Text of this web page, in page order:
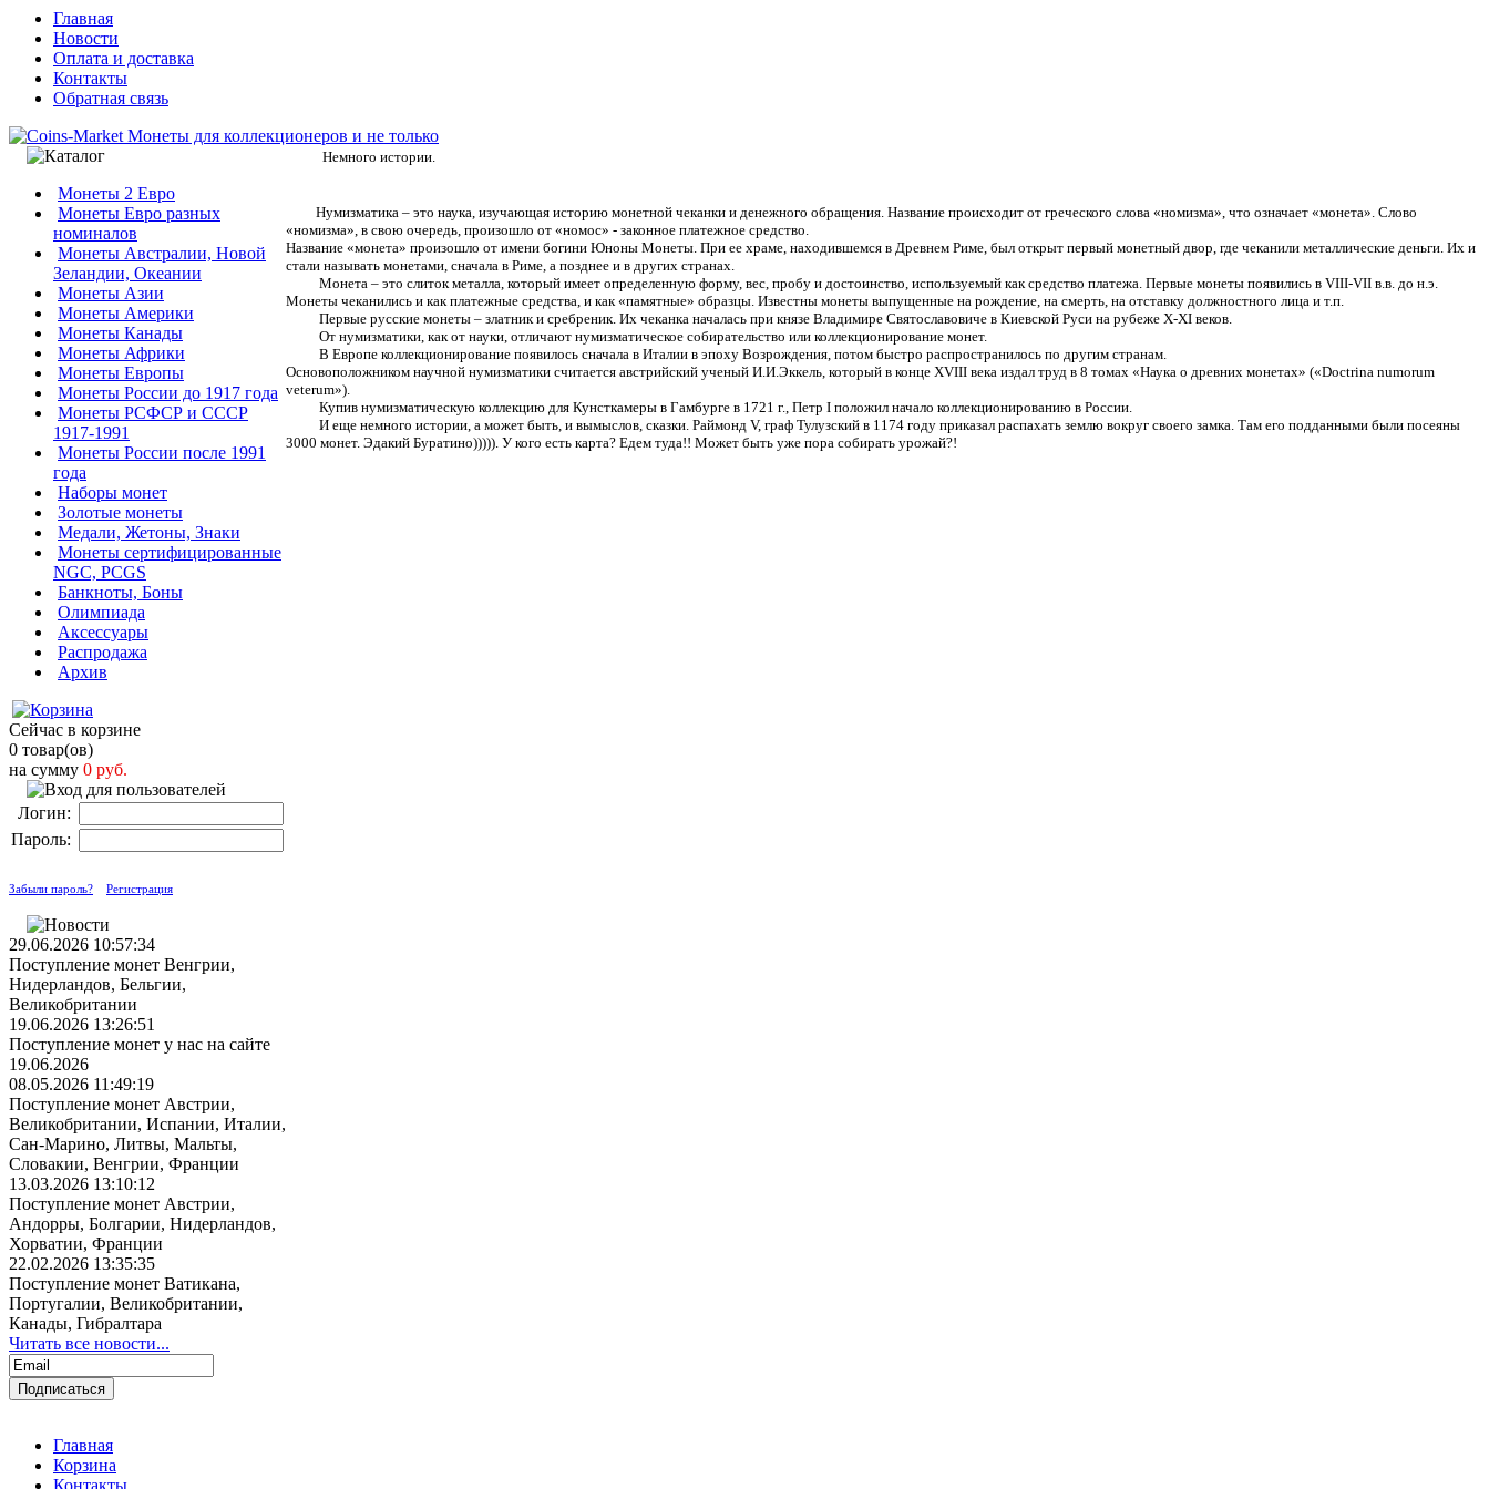
Главная
Новости
Оплата и доставка
Контакты
Обратная связь
Монеты 2 Евро
Монеты Евро разных
номиналов
Монеты Австралии, Новой
Зеландии, Океании
Монеты Азии
Монеты Америки
Монеты Канады
Монеты Африки
Монеты Европы
Монеты России до 1917 года
Монеты РСФСР и СССР
1917-1991
Монеты России после 1991
года
Наборы монет
Золотые монеты
Медали, Жетоны, Знаки
Монеты сертифицированные
NGC, PCGS
Банкноты, Боны
Олимпиада
Аксессуары
Распродажа
Архив
Сейчас в корзине
0 товар(ов)
на сумму 0 руб.
Логин:
Пароль:
Забыли пароль? Регистрация
29.06.2026 10:57:34
Поступление монет Венгрии,
Нидерландов, Бельгии,
Великобритании
19.06.2026 13:26:51
Поступление монет у нас на сайте
19.06.2026
08.05.2026 11:49:19
Поступление монет Австрии,
Великобритании, Испании, Италии,
Сан-Марино, Литвы, Мальты,
Словакии, Венгрии, Франции
13.03.2026 13:10:12
Поступление монет Австрии,
Андорры, Болгарии, Нидерландов,
Хорватии, Франции
22.02.2026 13:35:35
Поступление монет Ватикана,
Португалии, Великобритании,
Канады, Гибралтара
Читать все новости...
Немного истории.
Нумизматика – это наука, изучающая историю монетной чеканки и денежного обращения. Название происходит от греческого слова «номизма», что означает «монета». Слово
«номизма», в свою очередь, произошло от «номос» - законное платежное средство.
Название «монета» произошло от имени богини Юноны Монеты. При ее храме, находившемся в Древнем Риме, был открыт первый монетный двор, где чеканили металлические деньги. Их и
стали называть монетами, сначала в Риме, а позднее и в других странах.
Монета – это слиток металла, который имеет определенную форму, вес, пробу и достоинство, используемый как средство платежа. Первые монеты появились в VIII-VII в.в. до н.э.
Монеты чеканились и как платежные средства, и как «памятные» образцы. Известны монеты выпущенные на рождение, на смерть, на отставку должностного лица и т.п.
Первые русские монеты – златник и сребреник. Их чеканка началась при князе Владимире Святославовиче в Киевской Руси на рубеже X-XI веков.
От нумизматики, как от науки, отличают нумизматическое собирательство или коллекционирование монет.
В Европе коллекционирование появилось сначала в Италии в эпоху Возрождения, потом быстро распространилось по другим странам.
Основоположником научной нумизматики считается австрийский ученый И.И.Эккель, который в конце XVIII века издал труд в 8 томах «Наука о древних монетах» («Doctrina numorum
veterum»).
Купив нумизматическую коллекцию для Кунсткамеры в Гамбурге в 1721 г., Петр I положил начало коллекционированию в России.
И еще немного истории, а может быть, и вымыслов, сказки. Раймонд V, граф Тулузский в 1174 году приказал распахать землю вокруг своего замка. Там его подданными были посеяны
3000 монет. Эдакий Буратино))))). У кого есть карта? Едем туда!! Может быть уже пора собирать урожай?!
Главная
Корзина
Контакты